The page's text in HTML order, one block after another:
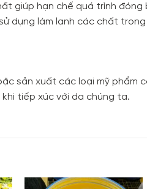
giúp hạn chế quá trình
dụng làm lạnh các chất
sản xuất các loại mỹ phẩm
khi tiếp xúc với da chúng ta.